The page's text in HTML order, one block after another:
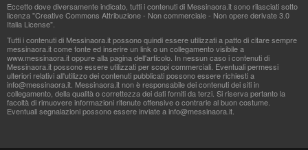
Eccetto dove diversamente indicato, tutti i contenuti di Messinaora.it sono rilasciati sotto
licenza "Creative Commons Attribuzione - Non commerciale - Non opere derivate 3.0
Italia License".
Tutti i contenuti di Messinaora.it possono quindi essere utilizzati a patto di citare sempre
messinaora.it come fonte ed inserire un link o un collegamento visibile a
www.messinaora.it oppure alla pagina dell'articolo. In nessun caso i contenuti di
Messinaora.it possono essere utilizzati per scopi commerciali. Eventuali permessi
ulteriori relativi all'utilizzo dei contenuti pubblicati possono essere richiesti a
info@messinaora.it. Messinaora.it non è responsabile dei contenuti dei siti in
collegamento, della qualità o correttezza dei dati forniti da terzi. Si riserva pertanto la
facoltà di rimuovere informazioni ritenute offensive o contrarie al buon costume.
Eventuali segnalazioni possono essere inviate ainfo@messinaora.it.